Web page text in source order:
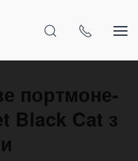
портмоне-
Black Cat з